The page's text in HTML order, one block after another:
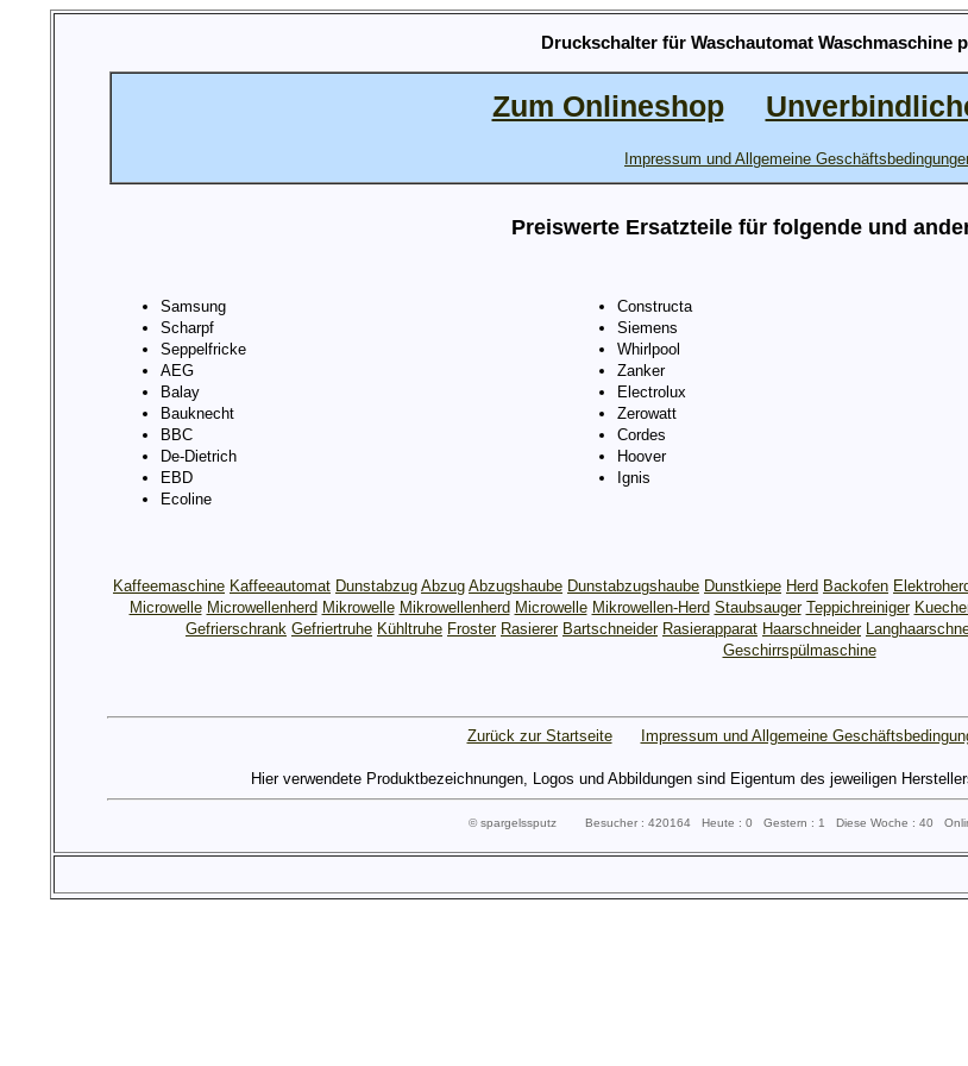
Druckschalter für Waschautomat Waschmaschine
Zum Onlineshop
Impressum und Allgemeine
Preiswerte Ersatzteile für folgende und
Samsung
Scharpf
Seppelfricke
AEG
Balay
Bauknecht
BBC
De-Dietrich
EBD
Ecoline
Constructa
Siemens
Whirlpool
Zanker
Electrolux
Zerowatt
Cordes
Hoover
Ignis
Kaffeemaschine Kaffeeautomat Dunstabzug Abzug Abzugshaube Dunstabzugshaube Dunstkiepe Herd Backofen
Microwelle Microwellenherd Mikrowelle Mikrowellenherd Microwelle Mikrowellen-Herd Staubsauger Teppichreiniger
Gefrierschrank Gefriertruhe Kühltruhe Froster Rasierer Bartschneider Rasierapparat Haarschneider
Geschirrspülmaschine
Zurück zur Startseite Impressum und Allgemeine
Hier verwendete Produktbezeichnungen, Logos und Abbildungen sind Eigentum des jeweiligen
© spargelssputz Besucher : 420164 Heute : 0 Gestern : 1 Diese Woche : 40